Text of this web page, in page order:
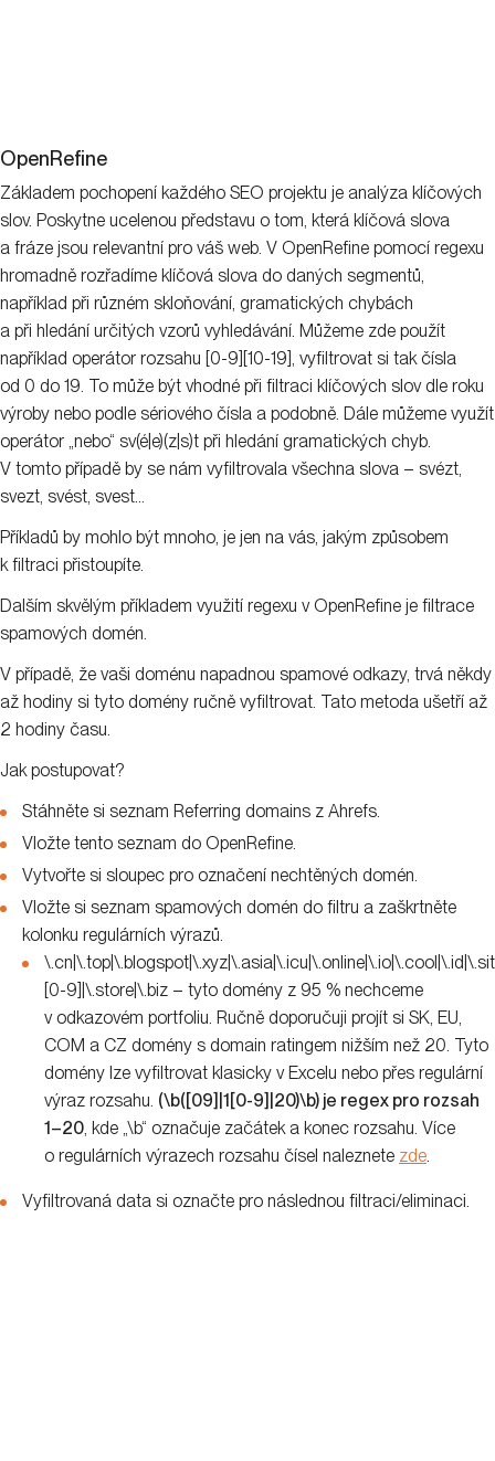
OpenRefine
Základem pochopení každého SEO projektu je analýza klíčových
slov. Poskytne ucelenou představu o tom, která klíčová slova
a fráze jsou relevantní pro váš web. V OpenRefine pomocí regexu
hromadně rozřadíme klíčová slova do daných segmentů,
například při různém skloňování, gramatických chybách
a při hledání určitých vzorů vyhledávání. Můžeme zde použít
například operátor rozsahu [0-9][10-19], vyfiltrovat si tak čísla
od 0 do 19. To může být vhodné při filtraci klíčových slov dle roku
výroby nebo podle sériového čísla a podobně. Dále můžeme využít
operátor „nebo“ sv(é|e)(z|s)t při hledání gramatických chyb.
V tomto případě by se nám vyfiltrovala všechna slova – svézt,
svezt, svést, svest…
Příkladů by mohlo být mnoho, je jen na vás, jakým způsobem
k filtraci přistoupíte.
Dalším skvělým příkladem využití regexu v OpenRefine je filtrace
spamových domén.
V případě, že vaši doménu napadnou spamové odkazy, trvá někdy
až hodiny si tyto domény ručně vyfiltrovat. Tato metoda ušetří až
2 hodiny času.
Jak postupovat?
Stáhněte si seznam Referring domains z Ahrefs.
Vložte tento seznam do OpenRefine.
Vytvořte si sloupec pro označení nechtěných domén.
Vložte si seznam spamových domén do filtru a zaškrtněte
kolonku regulárních výrazů.
[0-9]|\.store|\.biz – tyto domény z 95 % nechceme
v odkazovém portfoliu. Ručně doporučuji projít si SK, EU,
COM a CZ domény s domain ratingem nižším než 20. Tyto
domény lze vyfiltrovat klasicky v Excelu nebo přes regulární
výraz rozsahu. (\b([09]|1[0-9]|20)\b) je regex pro rozsah
1–20, kde „\b“ označuje začátek a konec rozsahu. Více
o regulárních výrazech rozsahu čísel naleznete zde.
Vyfiltrovaná data si označte pro následnou filtraci/eliminaci.